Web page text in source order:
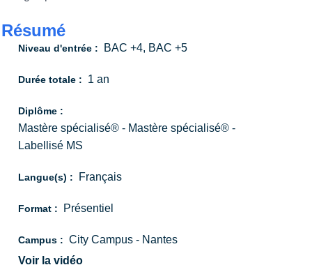
Résumé
Niveau d'entrée : BAC +4, BAC +5
Durée totale : 1 an
Diplôme :
Mastère spécialisé® - Mastère spécialisé® -
Labellisé MS
Langue(s) : Français
Format : Présentiel
Campus : City Campus - Nantes
Voir la vidéo